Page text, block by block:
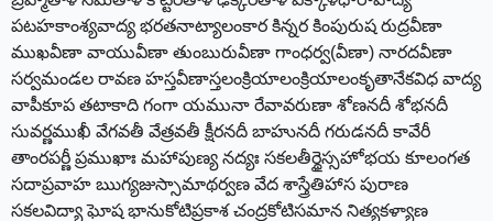
పటహకాంశ్యవాద్య భరతనాట్యాలంకార కిన్నర కింపురుష రుద్రవీణా
ముఖవీణా వాయువీణా తుంబురువీణా గాంధర్వ(వీణా) నారదవీణా
సర్వమండల రావణ హస్తవీణాస్తలంక్రియాలంక్రియాలంకృతానేకవిధ వాద్య
వాపీకూప తటాకాది గంగా యమునా రేవావరుణా శోణనదీ శోభనదీ
సువర్ణముఖీ వేగవతీ వేత్రవతీ క్షీరనదీ బాహునదీ గరుడనదీ కావేరీ
తాంరపర్ణీ ప్రముఖాః మహాపుణ్య నద్యః సకలతీర్థైస్సహోభయ కూలంగత
సదాప్రవాహ ఋగ్యజుస్సామాథర్వణ వేద శాస్త్రేతిహాస పురాణ
సకలవిద్యా ఘోష భానుకోటిప్రకాశ చంద్రకోటిసమాన నిత్యకళ్యాణ